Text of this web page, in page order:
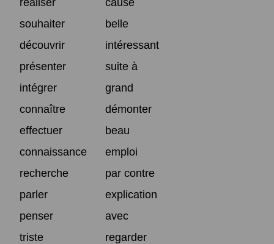
souhaiter
belle
découvrir
intéressant
présenter
suite à
intégrer
grand
connaître
démonter
effectuer
beau
connaissance
emploi
recherche
par contre
parler
explication
penser
avec
triste
regarder